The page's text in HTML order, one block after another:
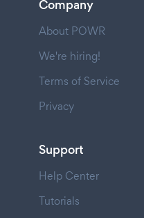
Company
About POWR
We're hiring!
Terms of Service
Privacy
Support
Help Center
Tutorials